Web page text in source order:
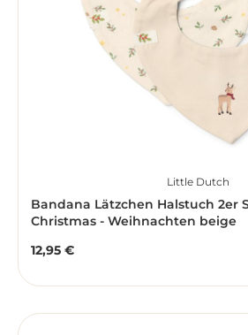
Little Dutch
Bandana Lätzchen Halstuch 2er
Christmas - Weihnachten beige
Regulärer Preis:
12,95 €